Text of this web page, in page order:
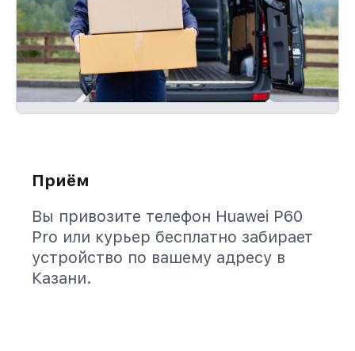
Приём
Вы привозите телефон Huawei P60
Pro или курьер бесплатно забирает
устройство по вашему адресу в
Казани.